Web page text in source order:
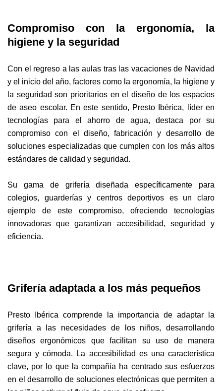
Compromiso con la ergonomía, la
higiene y la seguridad
Con el regreso a las aulas tras las vacaciones de Navidad
y el inicio del año, factores como la ergonomía, la higiene y
la seguridad son prioritarios en el diseño de los espacios
de aseo escolar. En este sentido, Presto Ibérica, líder en
tecnologías para el ahorro de agua, destaca por su
compromiso con el diseño, fabricación y desarrollo de
soluciones especializadas que cumplen con los más altos
estándares de calidad y seguridad.
Su gama de grifería diseñada específicamente para
colegios, guarderías y centros deportivos es un claro
ejemplo de este compromiso, ofreciendo tecnologías
innovadoras que garantizan accesibilidad, seguridad y
eficiencia.
Grifería adaptada a los más pequeños
Presto Ibérica comprende la importancia de adaptar la
grifería a las necesidades de los niños, desarrollando
diseños ergonómicos que facilitan su uso de manera
segura y cómoda. La accesibilidad es una característica
clave, por lo que la compañía ha centrado sus esfuerzos
en el desarrollo de soluciones electrónicas que permiten a